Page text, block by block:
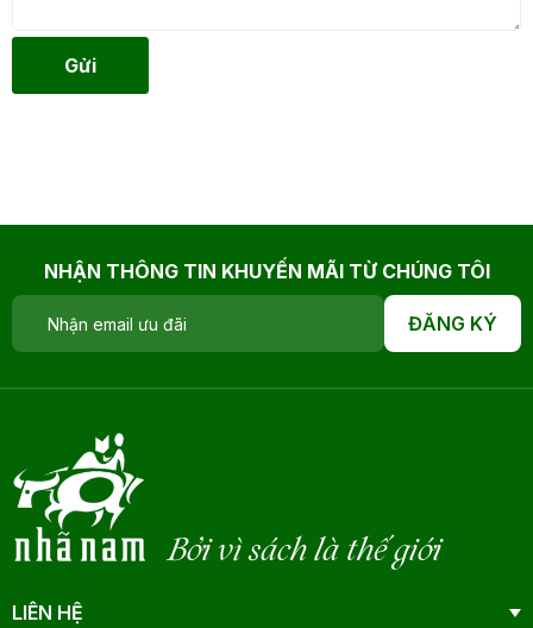
Gửi
NHẬN THÔNG TIN KHUYẾN MÃI TỪ CHÚNG TÔI
ĐĂNG KÝ
Bởi vì sách là thế giới
LIÊN HỆ